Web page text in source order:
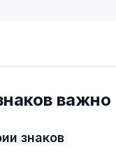
важно
знаков